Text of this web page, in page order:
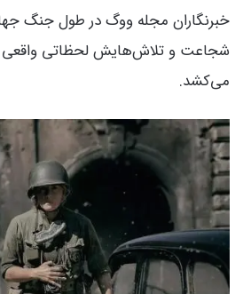
خبرنگاران مجله ووگ در طول جنگ
شجاعت و تلاش‌هایش لحظاتی واقعی
می‌کشد.